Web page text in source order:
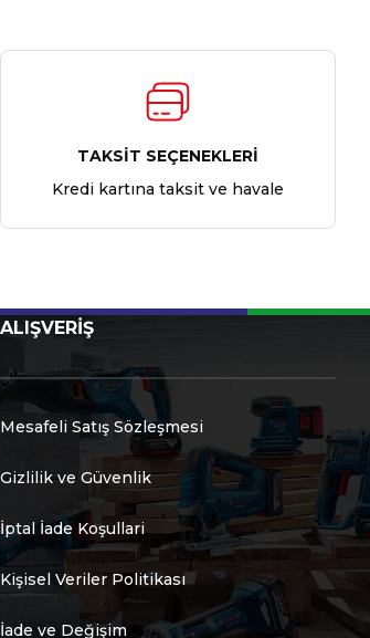
TAKSİT SEÇENEKLERİ
Kredi kartına taksit ve havale
ALIŞVERİŞ
Mesafeli Satış Sözleşmesi
Gizlilik ve Güvenlik
İptal İade Koşullari
Kişisel Veriler Politikası
İade ve Değişim